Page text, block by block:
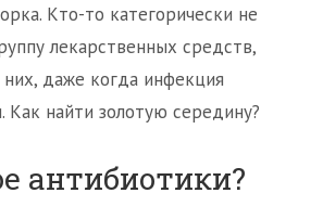
Кто-то категорически не
лекарственных средств,
них, даже когда инфекция
Как найти золотую середину?
антибиотики?